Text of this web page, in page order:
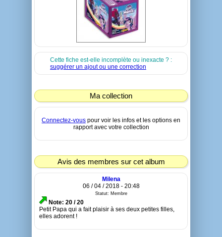
Cette fiche est-elle incomplète ou inexacte ? :
suggérer un ajout ou une correction
Ma collection
Connectez-vous pour voir les infos et les options en
rapport avec votre collection
Avis des membres sur cet album
Milena
06 / 04 / 2018 - 20:48
Statut: Membre
Note: 20 / 20
Petit Papa qui a fait plaisir à ses deux petites filles,
elles adorent !